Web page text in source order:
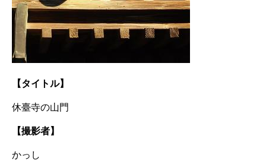
【タイトル】
休臺寺の山門
【撮影者】
かっし